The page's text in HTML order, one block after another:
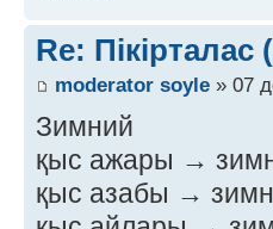
Re: Пікірталас
moderator soyle » 07
Зимний
қыс ажары →
қыс азабы →